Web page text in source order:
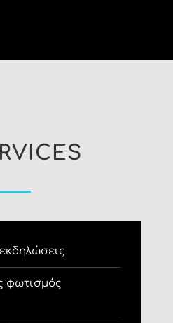
φωτισμός